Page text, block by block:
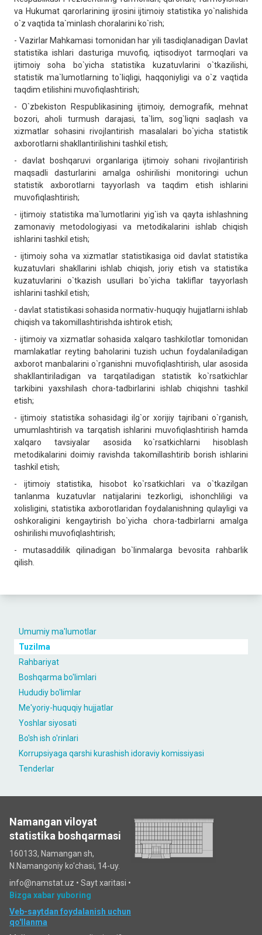
Umumiy ma'lumotlar
Tuzilma
Rahbariyat
Boshqarma bo'limlari
Hududiy bo'limlar
Me'yoriy-huquqiy hujjatlar
Yoshlar siyosati
Bo'sh ish o'rinlari
Korrupsiyaga qarshi kurashish idoraviy komissiyasi
Tenderlar
va Hukumat qarorlarining ijrosini ijtimoiy statistika yo`nalishida
o`z vaqtida ta`minlash choralarini ko`rish;
- Vazirlar Mahkamasi tomonidan har yili tasdiqlanadigan Davlat
statistika ishlari dasturiga muvofiq, iqtisodiyot tarmoqlari va
ijtimoiy soha bo`yicha statistika kuzatuvlarini o`tkazilishi,
statistik ma`lumotlarning to`liqligi, haqqoniyligi va o`z vaqtida
taqdim etilishini muvofiqlashtirish;
- O`zbekiston Respublikasining ijtimoiy, demografik, mehnat
bozori, aholi turmush darajasi, ta`lim, sog`liqni saqlash va
xizmatlar sohasini rivojlantirish masalalari bo`yicha statistik
axborotlarni shakllantirilishini tashkil etish;
- davlat boshqaruvi organlariga ijtimoiy sohani rivojlantirish
maqsadli dasturlarini amalga oshirilishi monitoringi uchun
statistik axborotlarni tayyorlash va taqdim etish ishlarini
muvofiqlashtirish;
- ijtimoiy statistika ma`lumotlarini yig`ish va qayta ishlashning
zamonaviy metodologiyasi va metodikalarini ishlab chiqish
ishlarini tashkil etish;
- ijtimoiy soha va xizmatlar statistikasiga oid davlat statistika
kuzatuvlari shakllarini ishlab chiqish, joriy etish va statistika
kuzatuvlarini o`tkazish usullari bo`yicha takliflar tayyorlash
ishlarini tashkil etish;
- davlat statistikasi sohasida normativ-huquqiy hujjatlarni ishlab
chiqish va takomillashtirishda ishtirok etish;
- ijtimoiy va xizmatlar sohasida xalqaro tashkilotlar tomonidan
mamlakatlar reyting baholarini tuzish uchun foydalaniladigan
axborot manbalarini o`rganishni muvofiqlashtirish, ular asosida
shakllantiriladigan va tarqatiladigan statistik ko`rsatkichlar
tarkibini yaxshilash chora-tadbirlarini ishlab chiqishni tashkil
etish;
- ijtimoiy statistika sohasidagi ilg`or xorijiy tajribani o`rganish,
umumlashtirish va tarqatish ishlarini muvofiqlashtirish hamda
xalqaro tavsiyalar asosida ko`rsatkichlarni hisoblash
metodikalarini doimiy ravishda takomillashtirib borish ishlarini
tashkil etish;
- ijtimoiy statistika, hisobot ko`rsatkichlari va o`tkazilgan
tanlanma kuzatuvlar natijalarini tezkorligi, ishonchliligi va
xolisligini, statistika axborotlaridan foydalanishning qulayligi va
oshkoraligini kengaytirish bo`yicha chora-tadbirlarni amalga
oshirilishi muvofiqlashtirish;
- mutasaddilik qilinadigan bo`linmalarga bevosita rahbarlik
qilish.
Namangan viloyat
statistika boshqarmasi
160133, Namangan sh,
N.Namangoniy ko'chasi, 14-uy.
info@namstat.uz • Sayt xaritasi •
Bizga xabar yuboring
Veb-saytdan foydalanish uchun
qo'llanma